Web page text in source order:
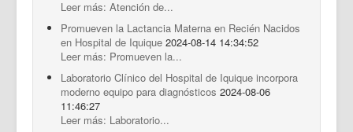
Leer más: Atención de...
Promueven la Lactancia Materna en Recién Nacidos
en Hospital de Iquique 2024-08-14 14:34:52
Leer más: Promueven la...
Laboratorio Clínico del Hospital de Iquique incorpora
moderno equipo para diagnósticos 2024-08-06
11:46:27
Leer más: Laboratorio...